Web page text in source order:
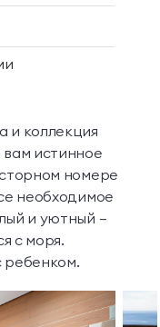
и коллекция
вам истинное
номере
необходимое
и уютный —
с моря.
ребенком.